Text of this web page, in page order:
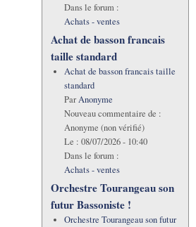
Dans le forum :
Achats - ventes
Achat de basson francais
taille standard
Achat de basson francais taille
standard
ParAnonyme
Nouveau commentaire de :
Anonyme (non vérifié)
Le : 08/07/2026 - 10:40
Dans le forum :
Achats - ventes
Orchestre Tourangeau son
futur Bassoniste !
Orchestre Tourangeau son futur